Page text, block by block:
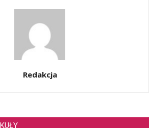
Redakcja